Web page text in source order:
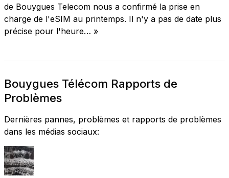
de Bouygues Telecom nous a confirmé la prise en
charge de l'eSIM au printemps. Il n'y a pas de date plus
précise pour l'heure… »
Bouygues Télécom Rapports de
Problèmes
Dernières pannes, problèmes et rapports de problèmes
dans les médias sociaux: